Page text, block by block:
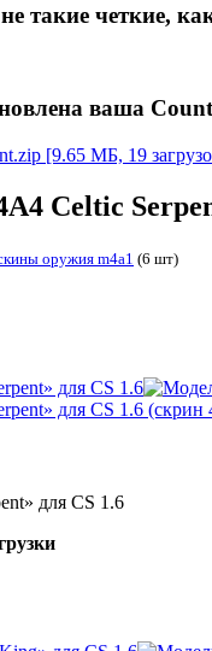
такие четкие,
ваша
[9.65 МБ, 19
Celtic
оружия m4a1 (6 шт)
для CS 1.6